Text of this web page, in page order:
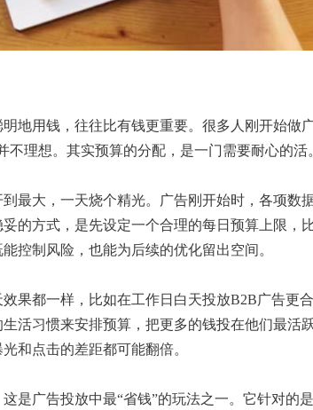
地用钱，往往比有钱更重要。很多人刚开始做
理想。其实预算的分配，是一门需要耐心的活
最大，一天烧个精光。广告刚开始时，各项数
的方式，是先设定一个合理的每日预算上限，
控制风险，也能为后续的优化留出空间。
果都一样，比如在工作日白天投放B2B广告更
活习惯来安排预算，把更多的钱投在他们最活
和点击的差距都可能翻倍。
广告投放中最“省钱”的玩法之一。它针对的是